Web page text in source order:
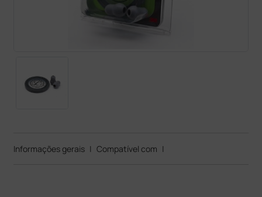
Informações gerais | Compatível com |